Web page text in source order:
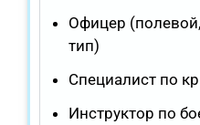
Офицер
тип)
Специалист по
Инструктор по